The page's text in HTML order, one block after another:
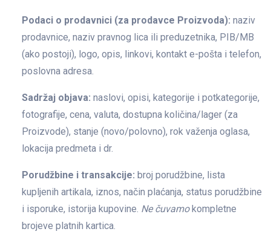
Podaci o prodavnici (za prodavce Proizvoda): naziv
prodavnice, naziv pravnog lica ili preduzetnika, PIB/MB
(ako postoji), logo, opis, linkovi, kontakt e-pošta i telefon,
poslovna adresa.
Sadržaj objava: naslovi, opisi, kategorije i potkategorije,
fotografije, cena, valuta, dostupna količina/lager (za
Proizvode), stanje (novo/polovno), rok važenja oglasa,
lokacija predmeta i dr.
Porudžbine i transakcije: broj porudžbine, lista
kupljenih artikala, iznos, način plaćanja, status porudžbine
i isporuke, istorija kupovine. Ne čuvamokompletne
brojeve platnih kartica.